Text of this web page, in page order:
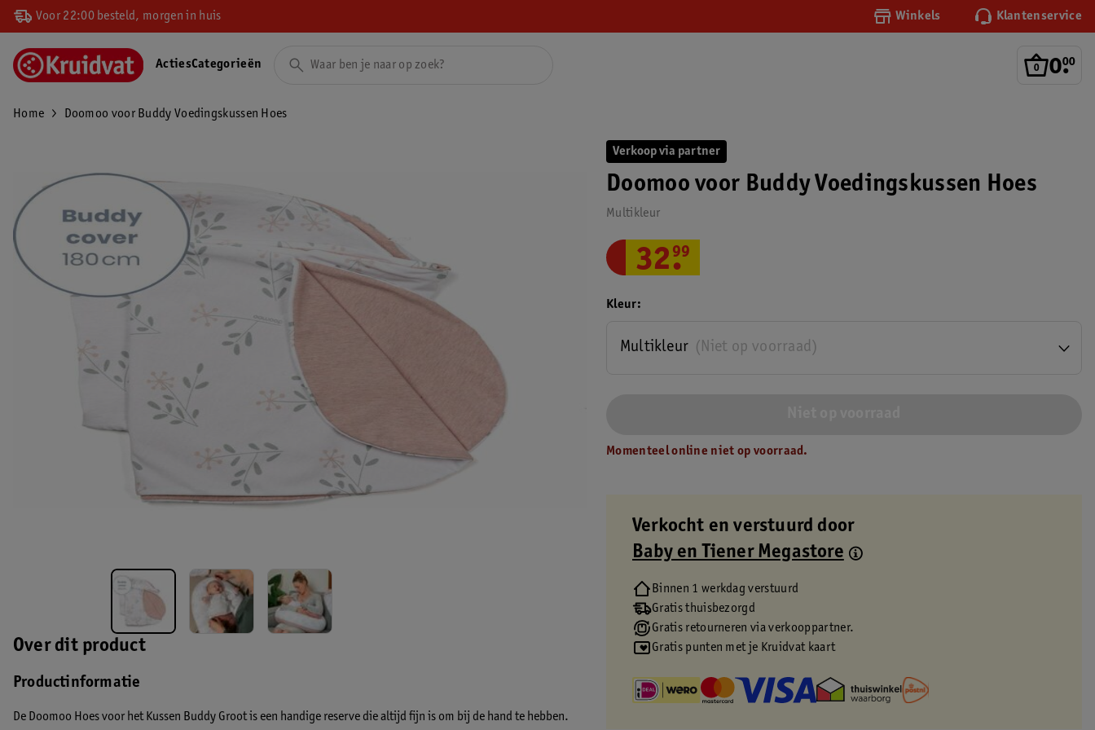
Voor 22:00 besteld, morgen in huis Winkels Klantenservice
0.
00
ActiesCategorieën
Home Doomoo voor Buddy Voedingskussen Hoes
Over dit product
Productinformatie
De Doomoo Hoes voor het Kussen Buddy Groot is een handige reserve die altijd fijn is om bij de hand te hebben.
Verkoop via partner
Doomoo voor Buddy Voedingskussen Hoes
Multikleur
32.
99
Kleur
(Niet op voorraad)
Multikleur
Momenteel online niet op voorraad.
Verkocht en verstuurd door
Baby en Tiener Megastore
Binnen 1 werkdag verstuurd
Gratis thuisbezorgd
Gratis retourneren via verkooppartner.
Gratis punten met je Kruidvat kaart